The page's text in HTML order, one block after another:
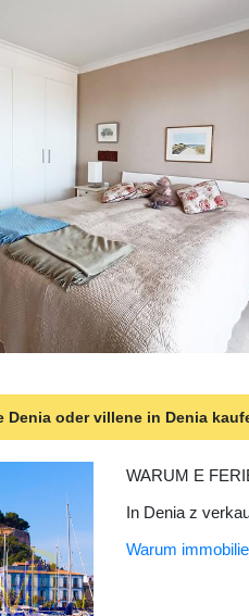
Denia oder villene in Denia
WARUM E
In Denia z
Warum